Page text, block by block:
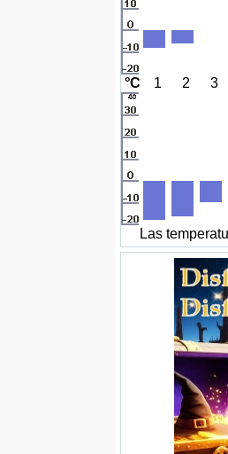
°C 1 2 3
Las